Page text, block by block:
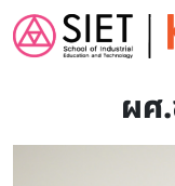
Skip to main content
ผศ